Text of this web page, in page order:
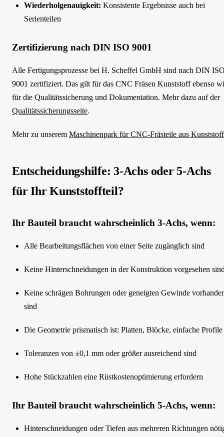
Wiederholgenauigkeit: Konsistente Ergebnisse auch bei
Serienteilen
Zertifizierung nach DIN ISO 9001
Alle Fertigungsprozesse bei H. Scheffel GmbH sind nach DIN
9001 zertifiziert. Das gilt für das CNC Fräsen Kunststoff ebenso
für die Qualitätssicherung und Dokumentation. Mehr dazu auf der
Qualitätssicherungsseite.
Mehr zu unserem Maschinenpark für CNC-Frästeile aus Kunststoff
Entscheidungshilfe: 3-Achs oder 5-Achs
für Ihr Kunststoffteil?
Ihr Bauteil braucht wahrscheinlich 3-Achs, wenn:
Alle Bearbeitungsflächen von einer Seite zugänglich sind
Keine Hinterschneidungen in der Konstruktion vorgesehen
Keine schrägen Bohrungen oder geneigten Gewinde
sind
Die Geometrie prismatisch ist: Platten, Blöcke, einfache Profile
Toleranzen von ±0,1 mm oder größer ausreichend sind
Hohe Stückzahlen eine Rüstkostenoptimierung erfordern
Ihr Bauteil braucht wahrscheinlich 5-Achs, wenn:
Hinterschneidungen oder Tiefen aus mehreren Richtungen